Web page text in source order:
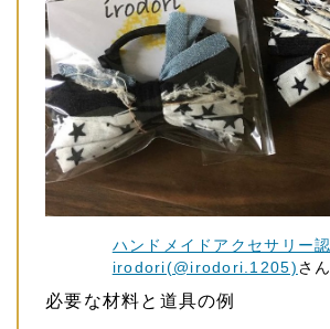
ハンドメイドアクセサリー
irodori(@irodori.1205)さ
必要な材料と道具の例